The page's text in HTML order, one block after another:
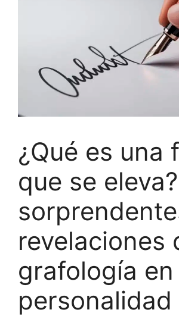
¿Qué es una
que se
revelaciones
grafología en
personalidad